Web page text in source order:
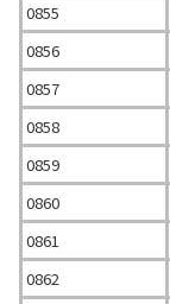
0855
0856
0857
0858
0859
0860
0861
0862